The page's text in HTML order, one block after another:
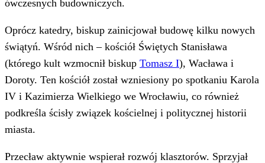
ówczesnych budowniczych.
Oprócz katedry, biskup zainicjował budowę kilku nowych
świątyń. Wśród nich – kościół Świętych Stanisława
(którego kult wzmocnił biskup Tomasz I), Wacława i
Doroty. Ten kościół został wzniesiony po spotkaniu Karola
IV i Kazimierza Wielkiego we Wrocławiu, co również
podkreśla ścisły związek kościelnej i politycznej historii
miasta.
Przecław aktywnie wspierał rozwój klasztorów. Sprzyjał